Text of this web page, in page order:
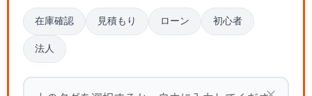
在庫確認 見積もり ローン 初心者
法人